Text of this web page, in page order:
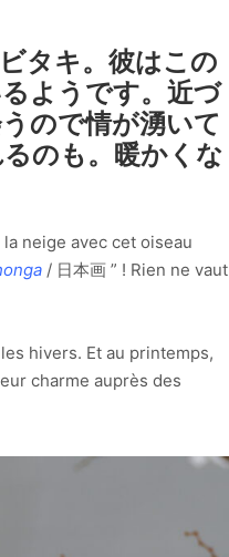
タキ。彼はこの
ようです。近づ
ので情が湧いて
のも。暖かくな
neige avec cet oiseau
/ 日本画 ” ! Rien ne vaut
hivers. Et au printemps,
charme auprès des